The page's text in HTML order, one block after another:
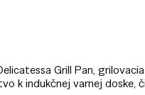
Grill Pan,
k indukčnej varnej doske,